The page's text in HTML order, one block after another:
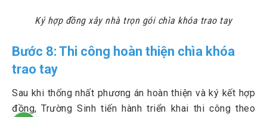
Ký hợp đồng xây nhà trọn gói chìa khóa trao tay
Bước 8: Thi công hoàn thiện chìa khóa
trao tay
Sau khi thống nhất phương án hoàn thiện và ký kết hợp
đồng, Trường Sinh tiến hành triển khai thi công theo